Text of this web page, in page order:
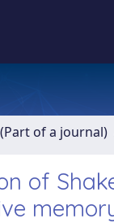
of a journal)
of